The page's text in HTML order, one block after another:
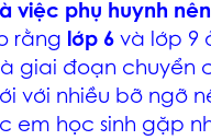
việc phụ huynh
rằng lớp 6 và lớp 9
giai đoạn chuyển
với nhiều bỡ ngỡ
em học sinh gặp